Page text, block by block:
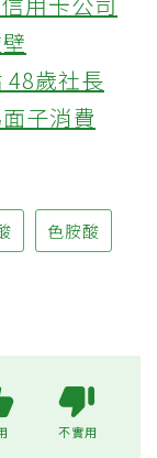
48歲社長
子消費
色胺酸
不實用